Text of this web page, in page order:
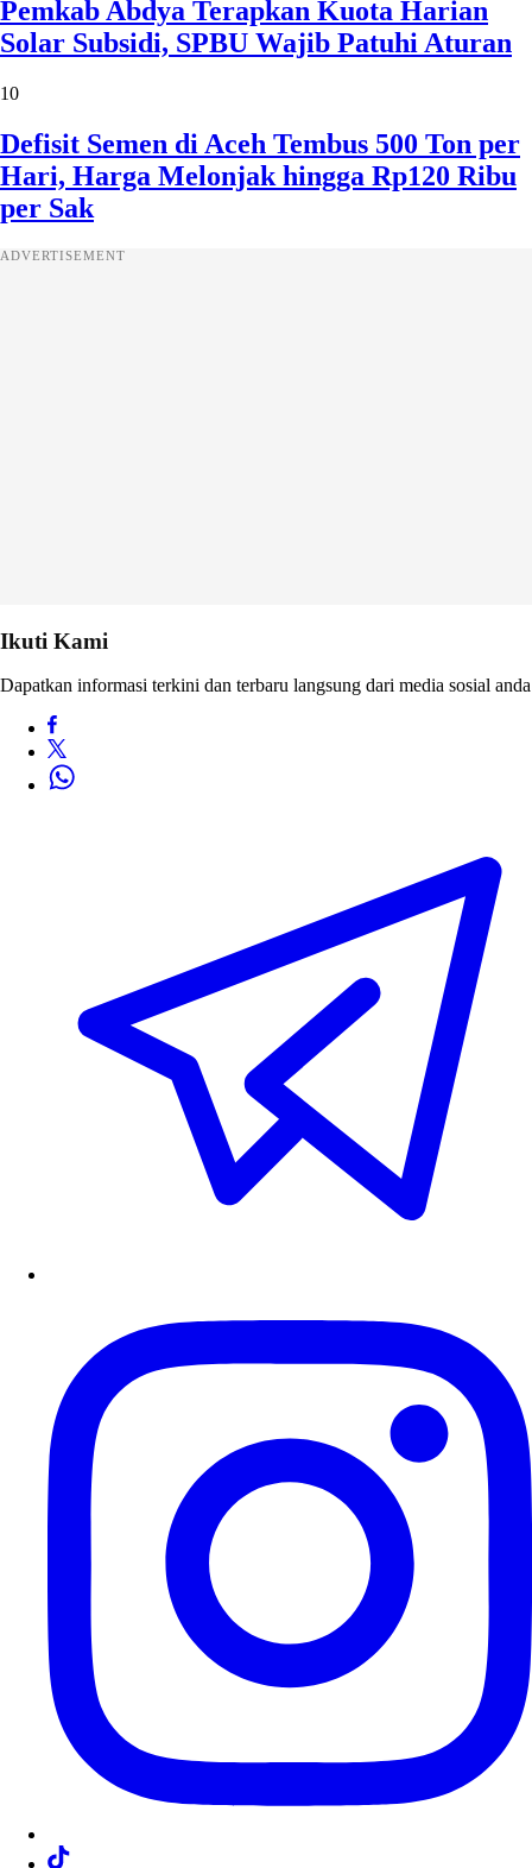
Pemkab Abdya Terapkan Kuota Harian
Solar Subsidi, SPBU Wajib Patuhi Aturan
10
Defisit Semen di Aceh Tembus 500 Ton per
Hari, Harga Melonjak hingga Rp120 Ribu
per Sak
ADVERTISEMENT
Ikuti Kami
Dapatkan informasi terkini dan terbaru langsung dari media sosial anda